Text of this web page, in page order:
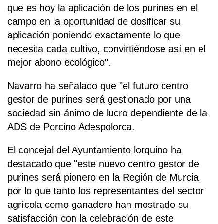
que es hoy la aplicación de los purines en el
campo en la oportunidad de dosificar su
aplicación poniendo exactamente lo que
necesita cada cultivo, convirtiéndose así en el
mejor abono ecológico".
Navarro ha señalado que "el futuro centro
gestor de purines será gestionado por una
sociedad sin ánimo de lucro dependiente de la
ADS de Porcino Adespolorca.
El concejal del Ayuntamiento lorquino ha
destacado que "este nuevo centro gestor de
purines será pionero en la Región de Murcia,
por lo que tanto los representantes del sector
agrícola como ganadero han mostrado su
satisfacción con la celebración de este